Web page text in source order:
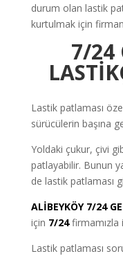
durum olan lastik
kurtulmak için
7/24
Lastik patlaması
sürücülerin başına
Yoldaki çukur, çivi
patlayabilir. Bunun
de lastik patlaması
ALİBEYKÖY 7/24
için 7/24firmamızla
Lastik patlaması